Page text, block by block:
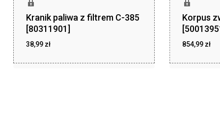
Kranik paliwa z filtrem C-385
[80311901]
38,99 zł
Korpus
854,99 zł